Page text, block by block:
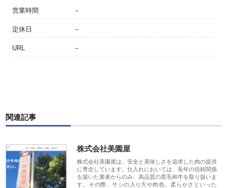
営業時間 －
定休日 －
URL －
関連記事
株式会社美園屋
株式会社美園屋は、安全と美味しさを追求した肉の提供
に専念しています。仕入れにおいては、長年の信頼関係
を築いた業者からのみ、高品質の黒毛和牛を取り扱いま
す。その際、サシの入り方や肉色、柔らかさといった